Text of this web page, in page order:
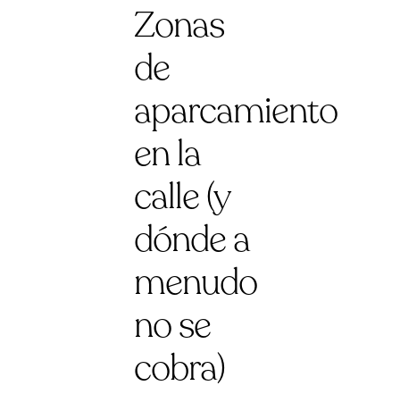
Zonas
de
aparcamiento
en la
calle (y
dónde a
menudo
no se
cobra)